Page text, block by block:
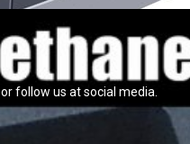
or follow us at social media.